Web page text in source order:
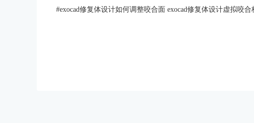
#exocad修复体设计如何调整咬合面 exocad修复体设计虚拟咬合